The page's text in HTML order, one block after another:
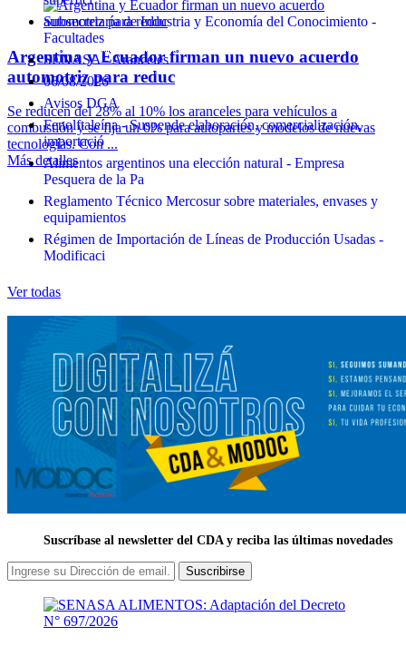
Argentina y Ecuador firman un nuevo acuerdo
automotriz para reduc
Se reducen del 28% al 10% los aranceles para vehículos a
combustión y se fija un 0% para autopartes y modelos de nuevas
tecnologías. Con ...
Más detalles
Subsecretaría de Industria y Economía del Conocimiento -
Facultades
SENASA - Aranceles
06/08/2026
Avisos DGA
Fenolftaleína - Suspende elaboración, comercialización,
importació
Alimentos argentinos una elección natural - Empresa
Pesquera de la Pa
Reglamento Técnico Mercosur sobre materiales, envases y
equipamientos
Régimen de Importación de Líneas de Producción Usadas -
Modificaci
Ver todas
Suscríbase al newsletter del CDA y reciba las últimas novedades
Suscribirse